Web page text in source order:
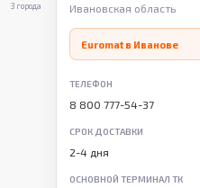
3 города Ивановская область
Euromat в Иванове
ТЕЛЕФОН
8 800 777-54-37
СРОК ДОСТАВКИ
2-4 дня
ОСНОВНОЙ ТЕРМИНАЛ ТК